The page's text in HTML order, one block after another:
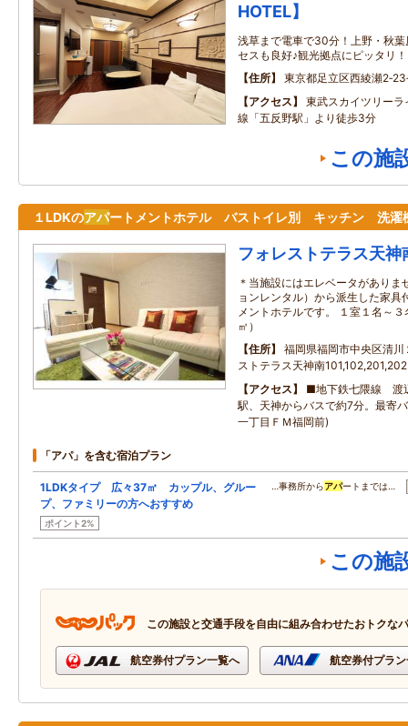
HOTEL】
浅草まで電車で30分！上野・秋
セスも良好♪観光拠点にピッタリ！
住所
東京都足立区西綾瀬
アクセス
東武スカイツリー
線「五反野駅」より徒歩3分
この施
１LDKのアパートメントホテル バストイレ別 キッチン 洗濯
フォレストテラス天神
＊当施設にはエレベータがありま
ョンレンタル）から派生した家具
メントホテルです。 １室１名～
㎡）
住所
福岡県福岡市中央区清
ストテラス天神南101,102,201,202
アクセス
■地下鉄七隈線 渡
駅、天神からバスで約7分。最寄
一丁目ＦＭ福岡前)
「アパ」を含む宿泊プラン
1LDKタイプ 広々37㎡ カップル、グルー
プ、ファミリーの方へおすすめ
ポイント2%
…事務所からアパートまでは…
この施
この施設と交通手段を自由に組み合わせたおトクな
航空券付プラン一覧へ 航空券付プラ